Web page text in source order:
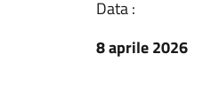
Data :
8 aprile 2026